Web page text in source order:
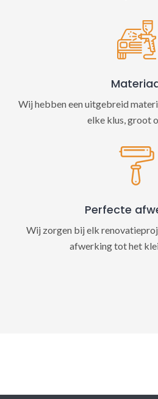
Wij hebben een uitgebreid
elke klus, groot
Perfecte
Wij zorgen bij elk
afwerking tot het